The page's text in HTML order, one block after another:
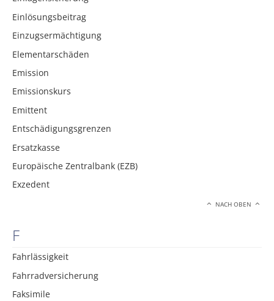
Einlösungsbeitrag
Einzugsermächtigung
Elementarschäden
Emission
Emissionskurs
Emittent
Entschädigungsgrenzen
Ersatzkasse
Europäische Zentralbank (EZB)
Exzedent
NACH OBEN
F
Fahrlässigkeit
Fahrradversicherung
Faksimile